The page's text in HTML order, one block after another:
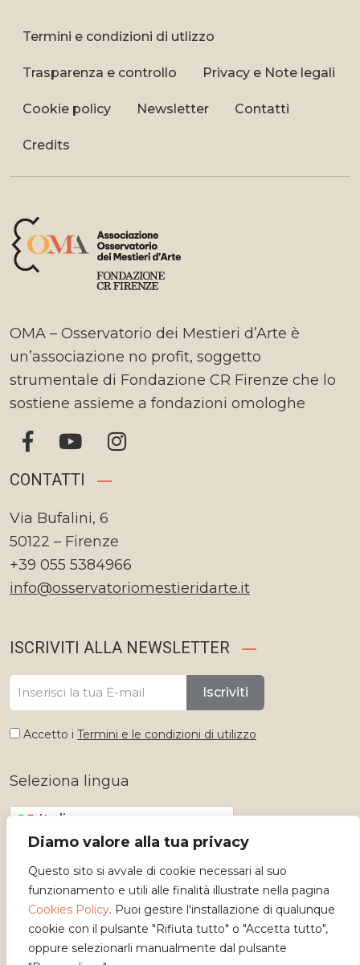
Diamo valore alla tua privacy
Questo sito si avvale di cookie necessari al suo
funzionamento e utili alle finalità illustrate nella pagina
Cookies Policy. Puoi gestire l'installazione di qualunque
cookie con il pulsante "Rifiuta tutto" o "Accetta tutto",
oppure selezionarli manualmente dal pulsante
Termini e condizioni di utlizzo
Trasparenza e controllo Privacy e Note legali
Cookie policy Newsletter Contatti
Credits
OMA – Osservatorio dei Mestieri d’Arte è
un’associazione no profit, soggetto
strumentale di Fondazione CR Firenze che lo
sostiene assieme a fondazioni omologhe
CONTATTI
Via Bufalini, 6
50122 – Firenze
+39 055 5384966
info@osservatoriomestieridarte.it
ISCRIVITI ALLA NEWSLETTER
Iscriviti
Accetto i Termini e le condizioni di utilizzo
Seleziona lingua
Italiano